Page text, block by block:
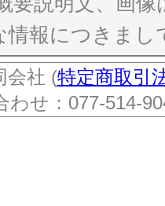
情報につきま
会社 (特定商取引
わせ：077-514-